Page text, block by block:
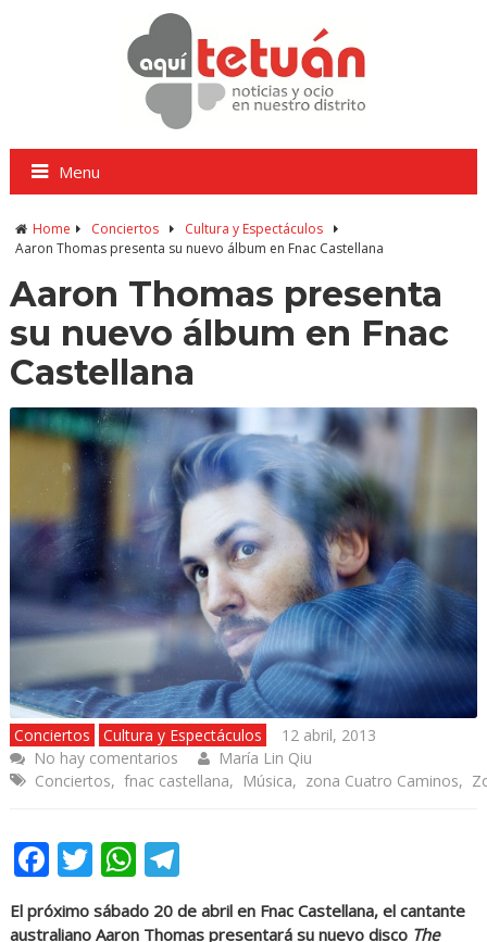
Menu
Home Conciertos
Cultura y Espectáculos
Aaron Thomas presenta su nuevo álbum en Fnac Castellana
Aaron Thomas presenta
su nuevo álbum en Fnac
Castellana
Conciertos Cultura y Espectáculos
12 abril, 2013
No hay comentarios
María Lin Qiu
Conciertos, fnac castellana, Música, zona Cuatro Caminos,
Facebook
Twitter
WhatsApp
Telegram
El próximo sábado 20 de abril en Fnac Castellana, el cantante
australiano Aaron Thomas presentará su nuevo disco The